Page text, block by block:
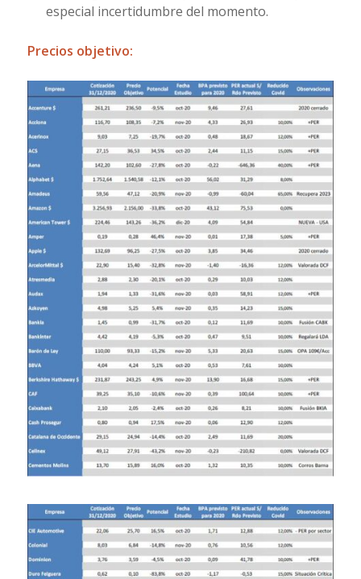
especial incertidumbre del momento.
Precios objetivo: